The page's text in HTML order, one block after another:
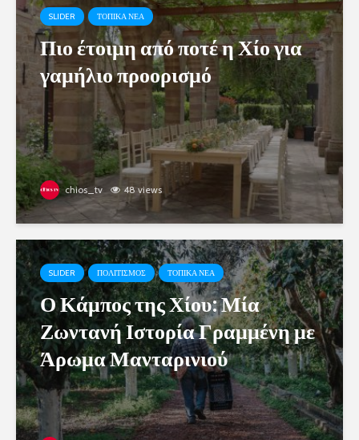
SLIDER ΤΟΠΙΚΑ ΝΕΑ
Πιο έτοιμη από ποτέ η Χίο για
γαμήλιο προορισμό
chios_tv 48 views
SLIDER ΠΟΛΙΤΙΣΜΟΣ ΤΟΠΙΚΑ ΝΕΑ
Ο Κάμπος της Χίου: Μία
Ζωντανή Ιστορία Γραμμένη με
Άρωμα Μανταρινιού